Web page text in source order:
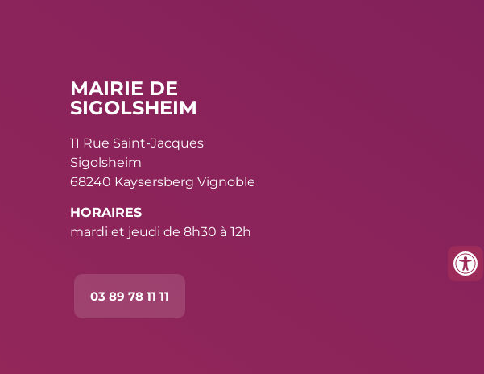
MAIRIE DE
SIGOLSHEIM
11 Rue Saint-Jacques
Sigolsheim
68240 Kaysersberg Vignoble
HORAIRES
mardi et jeudi de 8h30 à 12h
03 89 78 11 11